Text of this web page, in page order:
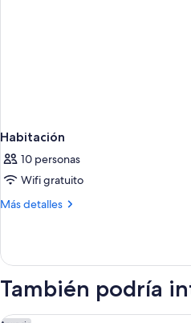
Habitación
10 personas
Wifi gratuito
Más detalles
Más
También podría